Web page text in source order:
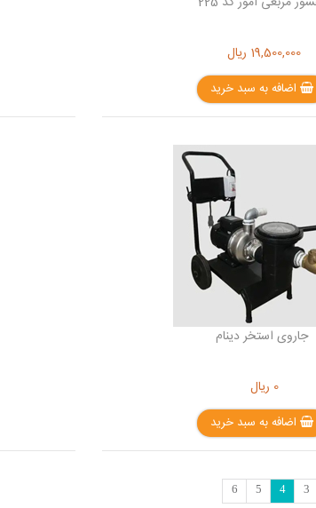
19,500,000 ریال
اضافه به سبد خرید
جاروی استخر دینام
0 ریال
اضافه به سبد خرید
3
4
5
6